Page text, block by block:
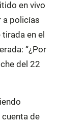
en vivo
a policías
en el
“¿Por
del 22
de